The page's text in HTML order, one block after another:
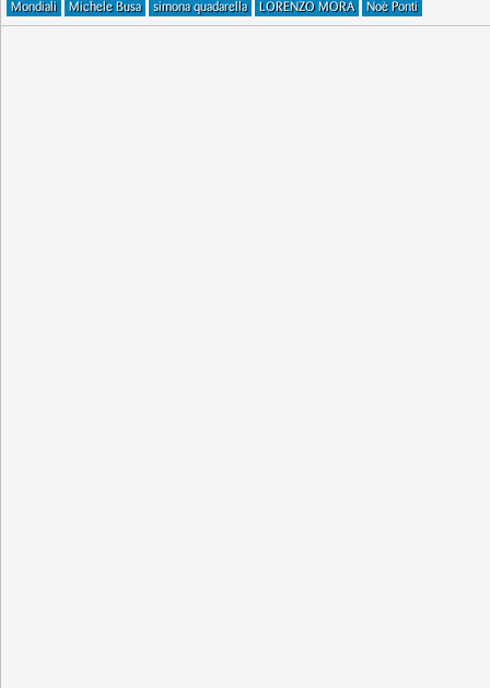
Mondiali Michele Busa simona quadarella LORENZO MORA Noè Ponti